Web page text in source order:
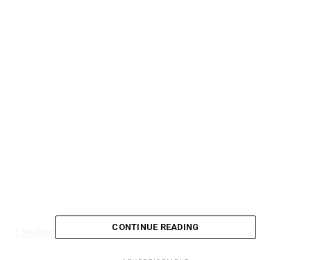
CONTINUE READING